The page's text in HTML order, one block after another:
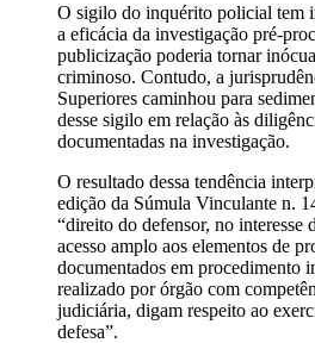
O sigilo do inquérito policial tem
a eficácia da investigação pré-
publicização poderia tornar
criminoso. Contudo, a
Superiores caminhou para
desse sigilo em relação às
documentadas na investigação.
O resultado dessa tendência
edição da Súmula Vinculante n.
“direito do defensor, no interesse
acesso amplo aos elementos de
documentados em procedimento
realizado por órgão com
judiciária, digam respeito ao
defesa”.